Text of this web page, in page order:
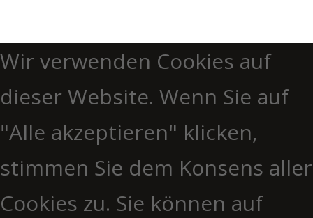
Wir verwenden Cookies auf
dieser Website. Wenn Sie auf
"Alle akzeptieren" klicken,
stimmen Sie dem Konsens aller
Cookies zu. Sie können auf